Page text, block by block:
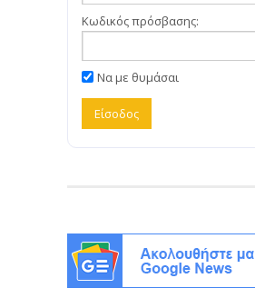
Κωδικός πρόσβασης:
Να με θυμάσαι